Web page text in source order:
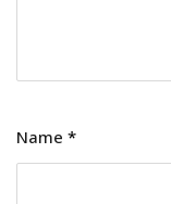
Name *